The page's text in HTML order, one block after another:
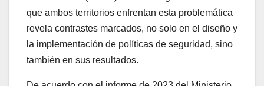
que ambos territorios enfrentan esta problemática
revela contrastes marcados, no solo en el diseño y
la implementación de políticas de seguridad, sino
también en sus resultados.